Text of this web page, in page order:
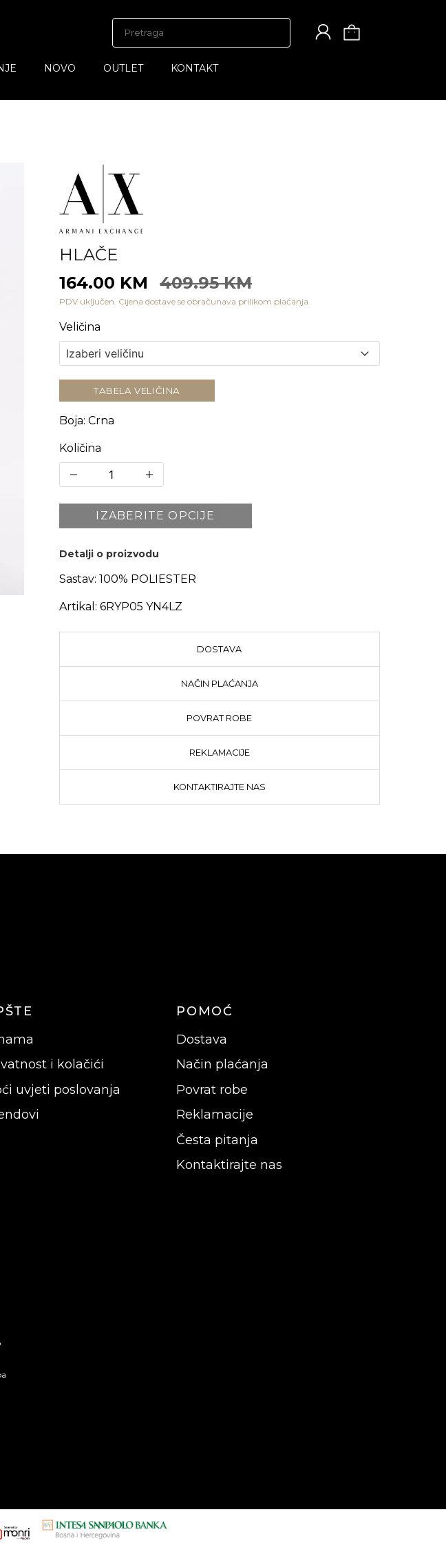
NOVO OUTLET KONTAKT
HLAČE
164.00 KM
409.95 KM
PDV uključen. Cijena dostave se obračunava prilikom plaćanja.
Veličina
TABELA VELIČINA
Boja: Crna
Količina
IZABERITE OPCIJE
Detalji o proizvodu
Sastav: 100% POLIESTER
Artikal: 6RYP05 YN4LZ
DOSTAVA
NAČIN PLAĆANJA
POVRAT ROBE
REKLAMACIJE
KONTAKTIRAJTE NAS
i kolačići
uvjeti poslovanja
POMOĆ
Dostava
Način plaćanja
Povrat robe
Reklamacije
Česta pitanja
Kontaktirajte nas